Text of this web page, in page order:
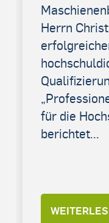
Herrn
für die
berichtet...